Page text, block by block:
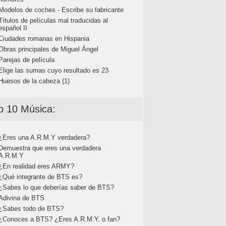
de coches - Escribe su fabricante
de películas mal traducidas al
II
romanas en Hispania
principales de Miguel Ángel
de película
las sumas cuyo resultado es 23
de la cabeza (1)
10 Música:
una A.R.M.Y verdadera?
que eres una verdadera
realidad eres ARMY?
integrante de BTS es?
lo que deberías saber de BTS?
de BTS
todo de BTS?
a BTS? ¿Eres A.R.M.Y. o fan?